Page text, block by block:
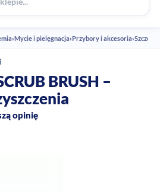
›Mycie i pielęgnacja›Przybory i akcesoria›Szczotki
BRUSH –
opinię